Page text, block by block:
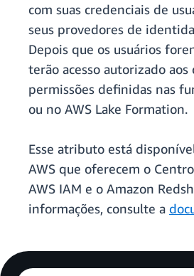
com suas credenciais de
seus provedores de
Depois que os usuários
terão acesso autorizado aos
permissões definidas nas
ou no AWS Lake Formation.
Esse atributo está
AWS que oferecem o
AWS IAM e o Amazon
informações, consulte a